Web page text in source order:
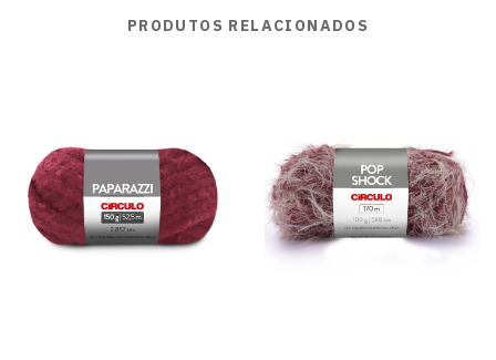
PRODUTOS RELACIONADOS